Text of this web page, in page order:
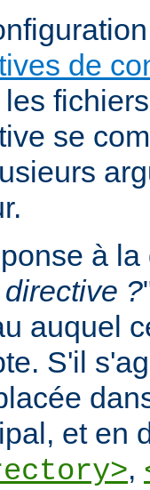
de
se
à
?
auquel
S'il
et en
,